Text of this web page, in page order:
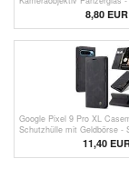
8,80 EUR
Google Pixel 9 Pro XL
Schutzhülle mit Geldbörse -
11,40